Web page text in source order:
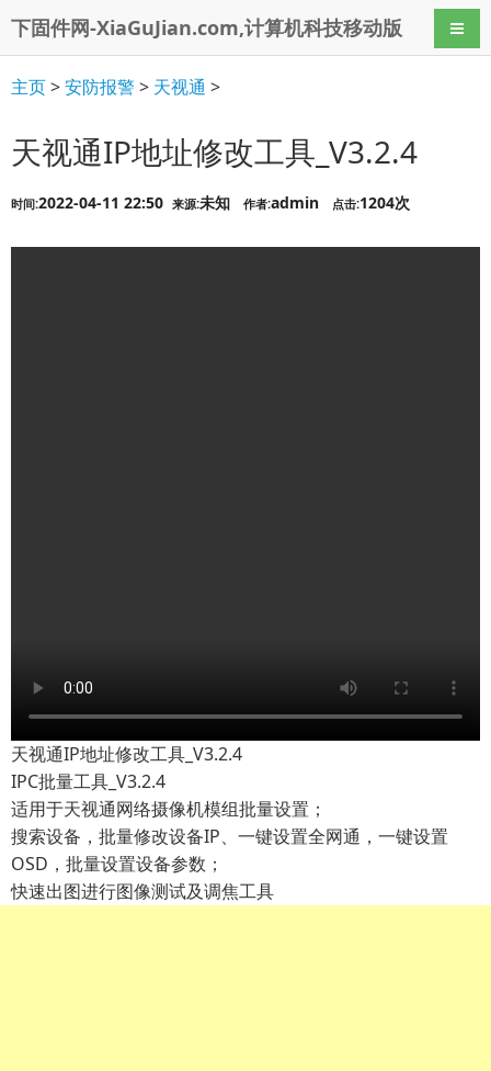
下固件网-XiaGuJian.com,计算机科技移动版 导航
主页>安防报警> 天视通 >
天视通IP地址修改工具_V3.2.4
时间:2022-04-11 22:50 来源:未知 作者:admin 点击:1204次
天视通IP地址修改工具_V3.2.4
IPC批量工具_V3.2.4
适用于天视通网络摄像机模组批量设置；
搜索设备，批量修改设备IP、一键设置全网通，一键设置
OSD，批量设置设备参数；
快速出图进行图像测试及调焦工具